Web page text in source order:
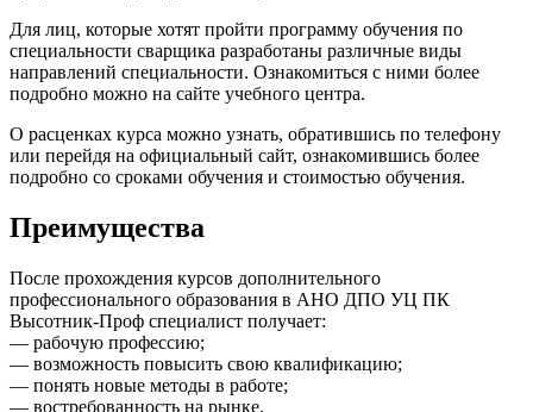
Для лиц, которые хотят пройти программу обучения по
специальности сварщика разработаны различные виды
направлений специальности. Ознакомиться с ними более
подробно можно на сайте учебного центра.
О расценках курса можно узнать, обратившись по телефону
или перейдя на официальный сайт, ознакомившись более
подробно со сроками обучения и стоимостью обучения.
Преимущества
После прохождения курсов дополнительного
профессионального образования в АНО ДПО УЦ ПК
Высотник-Проф специалист получает:
— рабочую профессию;
— возможность повысить свою квалификацию;
— понять новые методы в работе;
— востребованность на рынке.